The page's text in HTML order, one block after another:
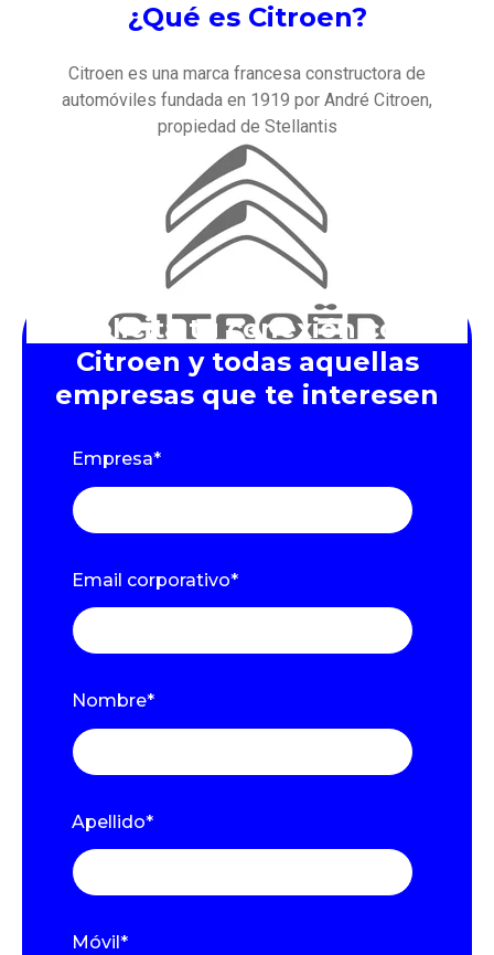
¿Qué es Citroen?
Citroen es una marca francesa constructora de
automóviles fundada en 1919 por André Citroen,
propiedad de Stellantis
Solicita tu conexión con
Citroen y todas aquellas
empresas que te interesen
Empresa*
Email corporativo*
Nombre*
Apellido*
Móvil *